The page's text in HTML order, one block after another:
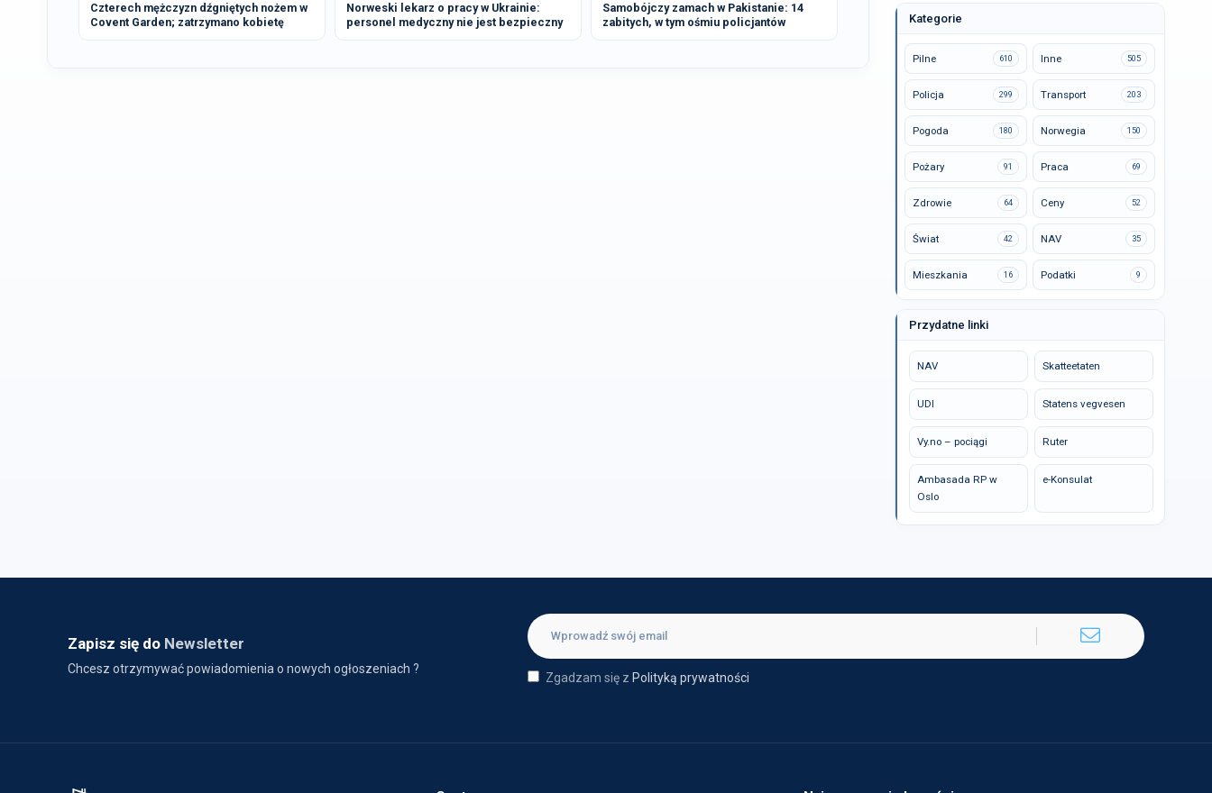
Czterech mężczyzn dźgniętych nożem w
Covent Garden; zatrzymano kobietę
Norweski lekarz o pracy w Ukrainie:
personel medyczny nie jest bezpieczny
Samobójczy zamach w Pakistanie: 14
zabitych, w tym ośmiu policjantów
Kategorie
Pilne 610 Inne 505
Policja 299 Transport 203
Pogoda 180 Norwegia 150
Pożary 91 Praca 69
Zdrowie 64 Ceny 52
Świat 42 NAV 35
Mieszkania 16 Podatki 9
Przydatne linki
NAV Skatteetaten
UDI Statens vegvesen
Vy.no – pociągi Ruter
Ambasada RP w
Oslo
e-Konsulat
Zapisz się do Newsletter
Chcesz otrzymywać powiadomienia o nowych ogłoszeniach ?
Zgadzam się z Polityką prywatności